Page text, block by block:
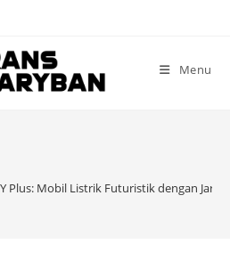
Menu
Plus: Mobil Listrik Futuristik dengan